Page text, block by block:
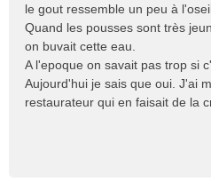
g
e
n
l
u
le gout ressemble un peu à
Quand les pousses sont très
on buvait cette eau.
A l'epoque on savait pas trop si
Aujourd'hui je sais que oui. J'ai
restaurateur qui en faisait de la